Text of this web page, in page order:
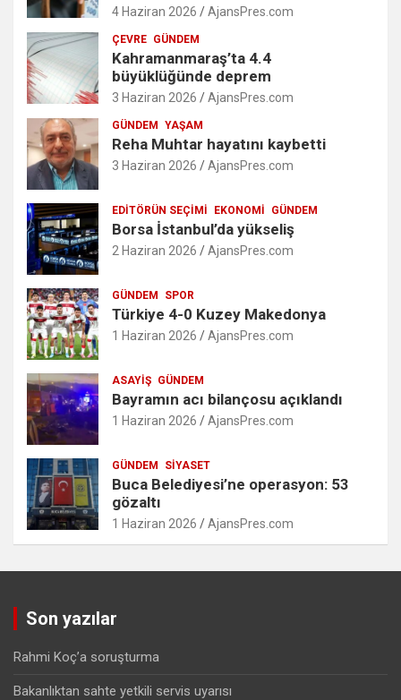
4 Haziran 2026 AjansPres.com
ÇEVRE GÜNDEM
Kahramanmaraş’ta 4.4
büyüklüğünde deprem
3 Haziran 2026 AjansPres.com
GÜNDEM YAŞAM
Reha Muhtar hayatını kaybetti
3 Haziran 2026 AjansPres.com
EDITÖRÜN SEÇIMI EKONOMI GÜNDEM
Borsa İstanbul’da yükseliş
2 Haziran 2026 AjansPres.com
GÜNDEM SPOR
Türkiye 4-0 Kuzey Makedonya
1 Haziran 2026 AjansPres.com
ASAYIŞ GÜNDEM
Bayramın acı bilançosu açıklandı
1 Haziran 2026 AjansPres.com
GÜNDEM SIYASET
Buca Belediyesi’ne operasyon: 53
gözaltı
1 Haziran 2026 AjansPres.com
Son yazılar
Rahmi Koç’a soruşturma
Bakanlıktan sahte yetkili servis uyarısı